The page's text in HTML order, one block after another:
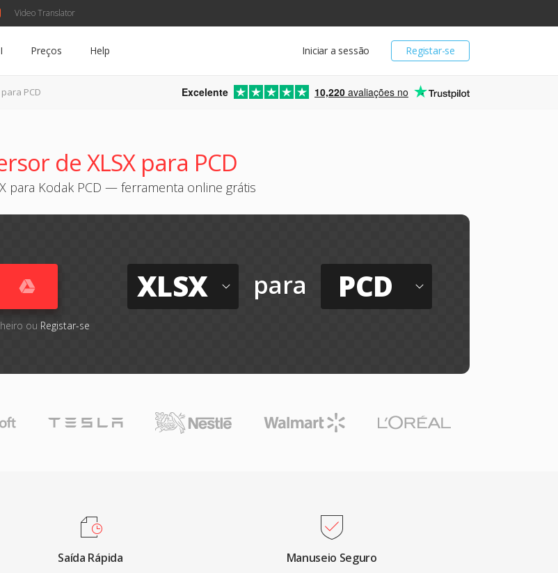
Video Translator
Registar-se
Iniciar a sessão
Preços Help
para PCD Excelente 10,220 avaliações no
de XLSX para PCD
para Kodak PCD — ferramenta online grátis
ou Registar-se
XLSX para PCD
Saída Rápida Manuseio Seguro